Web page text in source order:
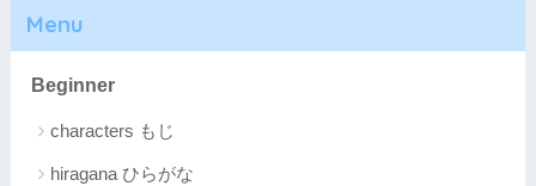
Menu
Beginner
characters もじ
hiragana ひらがな